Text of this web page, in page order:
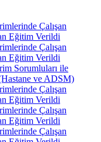
Çalışan
Eğitim Verildi
Çalışan
Eğitim Verildi
Sorumluları ile
ve ADSM)
Çalışan
Eğitim Verildi
Çalışan
Eğitim Verildi
Çalışan